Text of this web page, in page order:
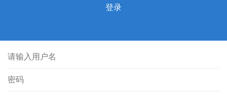
登录